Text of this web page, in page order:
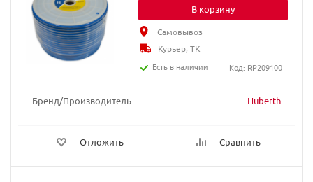
Бренд/Производитель Huberth
Отложить Сравнить
В корзину
Самовывоз
Курьер, ТК
Есть в наличии
Код: RP209100